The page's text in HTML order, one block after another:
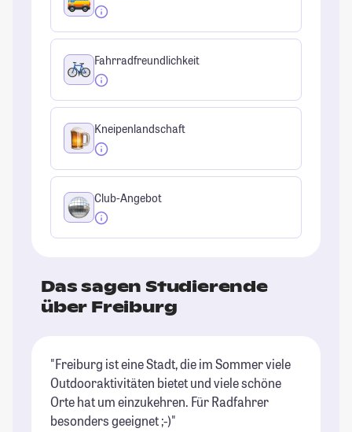
Fahrradfreundlichkeit
Kneipenlandschaft
Club-Angebot
Das sagen Studierende
über Freiburg
"Freiburg ist eine Stadt, die im Sommer viele
Outdooraktivitäten bietet und viele schöne
Orte hat um einzukehren. Für Radfahrer
besonders geeignet ;-)"